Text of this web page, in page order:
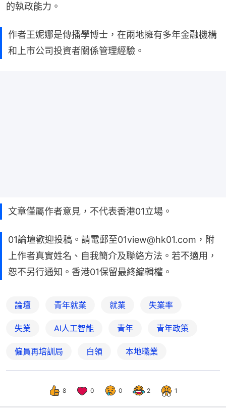
的執政能力。
作者王妮娜是傳播學博士，在兩地擁有多年金融機構
和上市公司投資者關係管理經驗。
文章僅屬作者意見，不代表香港01立場。
01論壇歡迎投稿。請電郵至01view@hk01.com，附
上作者真實姓名、自我簡介及聯絡方法。若不適用，
恕不另行通知。香港01保留最終編輯權。
論壇 青年就業 就業 失業率
失業 AI人工智能 青年 青年政策
僱員再培訓局 白領 本地職業
8 0 0 2 1